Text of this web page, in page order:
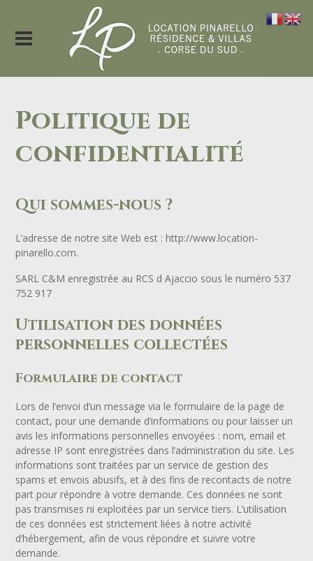
Politique de
confidentialité
Qui sommes-nous ?
L’adresse de notre site Web est : http://www.location-
pinarello.com.
SARL C&M enregistrée au RCS d Ajaccio sous le numéro 537
752 917
Utilisation des données
personnelles collectées
Formulaire de contact
Lors de l’envoi d’un message via le formulaire de la page de
contact, pour une demande d’informations ou pour laisser un
avis les informations personnelles envoyées : nom, email et
adresse IP sont enregistrées dans l’administration du site. Les
informations sont traitées par un service de gestion des
spams et envois abusifs, et à des fins de recontacts de notre
part pour répondre à votre demande. Ces données ne sont
pas transmises ni exploitées par un service tiers. L’utilisation
de ces données est strictement liées à notre activité
d’hébergement, afin de vous répondre et suivre votre
demande.